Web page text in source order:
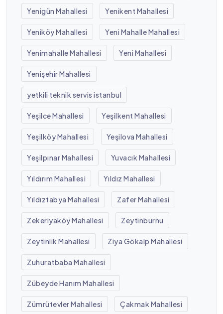
Yenigün Mahallesi Yenikent Mahallesi
Yeniköy Mahallesi Yeni Mahalle Mahallesi
Yenimahalle Mahallesi Yeni Mahallesi
Yenişehir Mahallesi
yetkili teknik servis istanbul
Yeşilce Mahallesi Yeşilkent Mahallesi
Yeşilköy Mahallesi Yeşilova Mahallesi
Yeşilpınar Mahallesi Yuvacık Mahallesi
Yıldırım Mahallesi Yıldız Mahallesi
Yıldıztabya Mahallesi Zafer Mahallesi
Zekeriyaköy Mahallesi Zeytinburnu
Zeytinlik Mahallesi Ziya Gökalp Mahallesi
Zuhuratbaba Mahallesi
Zübeyde Hanım Mahallesi
Zümrütevler Mahallesi Çakmak Mahallesi